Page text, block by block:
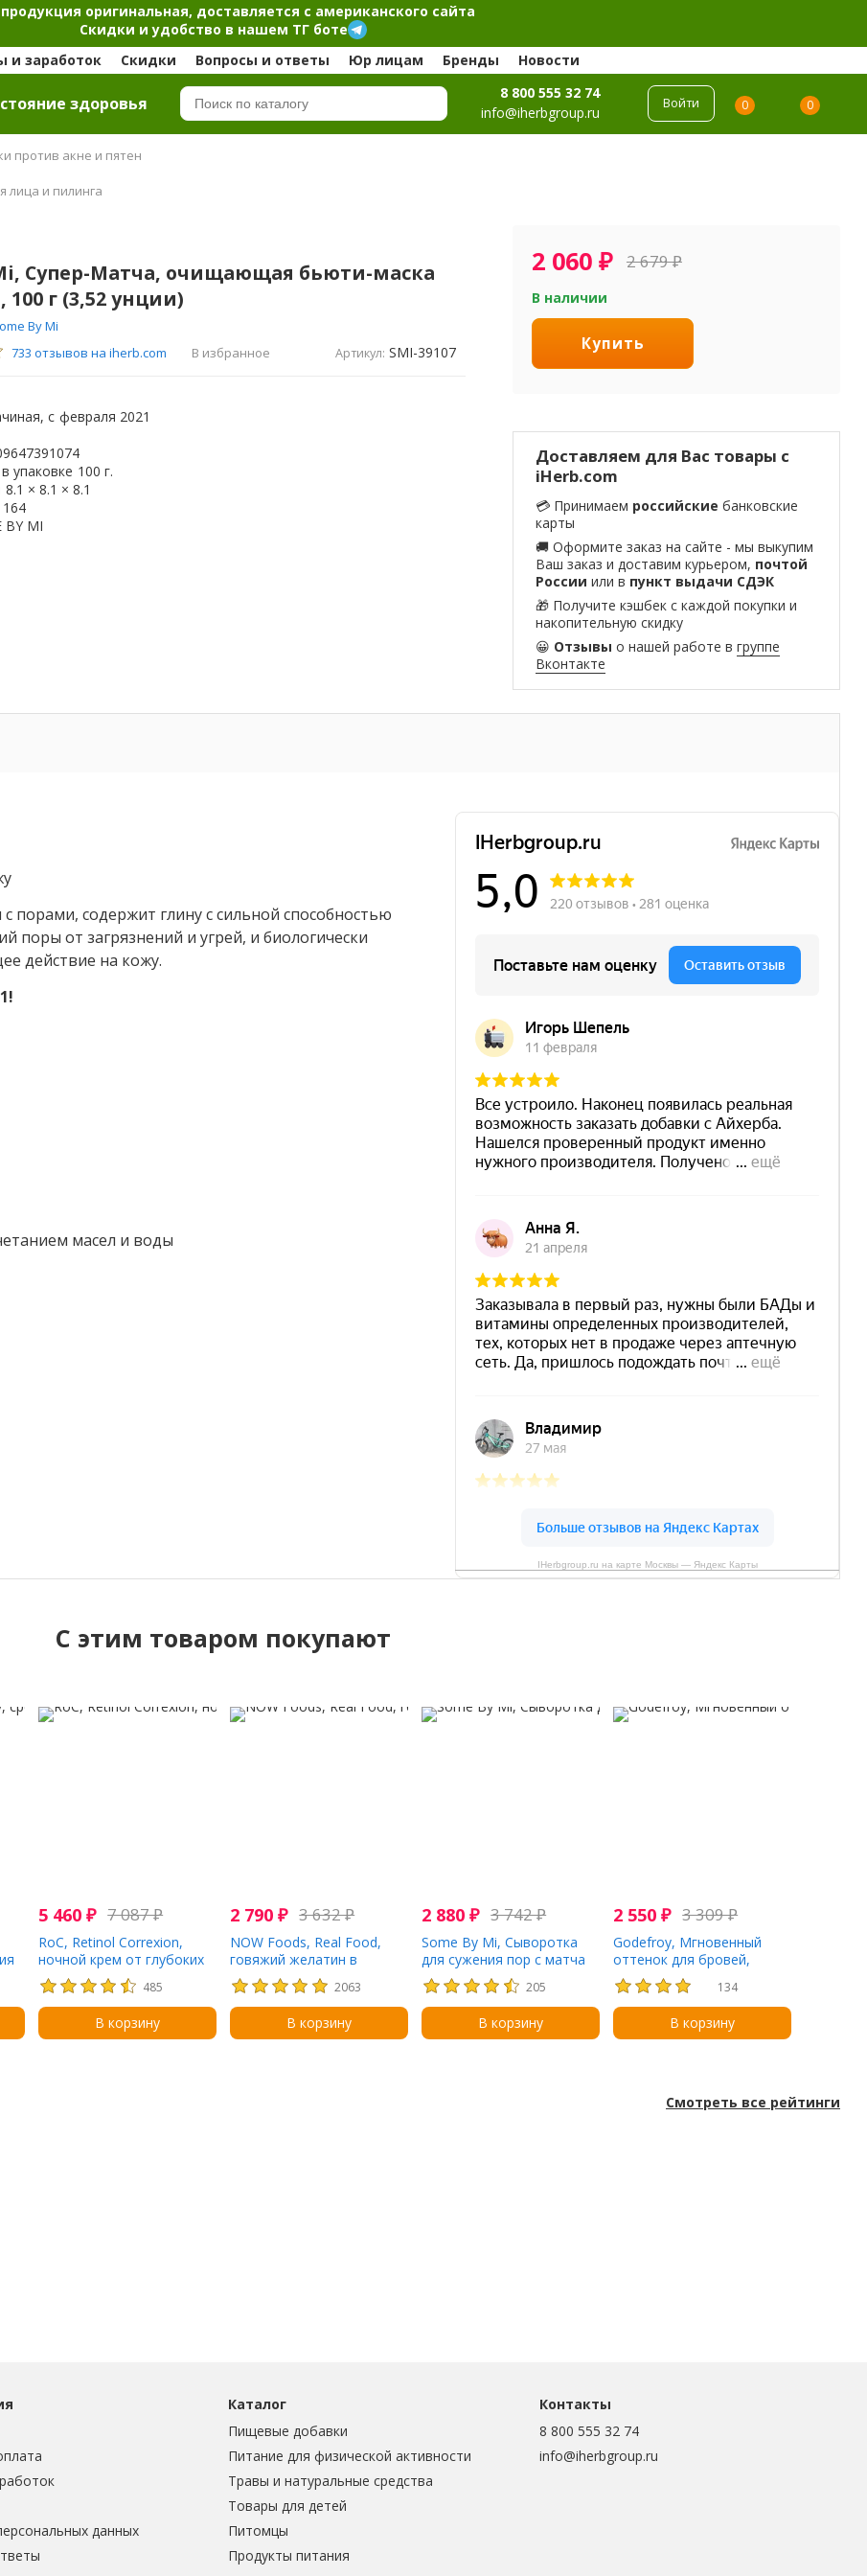
оригинальная, доставляется с американского сайта
Скидки и удобство в нашем ТГ боте
и заработок Скидки Вопросы и ответы Юр лицам Бренды Новости
здоровья
8 800 555 32 74
info@iherbgroup.ru
Войти 0 0
против акне и пятен
лица и пилинга
Супер-Матча, очищающая бьюти-маска
г (3,52 унции)
By Mi
733 отзывов на iherb.com
В избранное Артикул: SMI-39107
с февраля 2021
упаковке 100 г.
8.1 × 8.1 × 8.1
164
BY MI
2 060 ₽ 2 679₽
В наличии
Купить
Доставляем для Вас товары с
iHerb.com
💳 Принимаем российские банковские
карты
🚚 Оформите заказ на сайте - мы выкупим
Ваш заказ и доставим курьером, почтой
России или в пункт выдачи СДЭК
🎁 Получите кэшбек с каждой покупки и
накопительную скидку
😀 Отзывы о нашей работе в группе
Вконтакте
порами, содержит глину с сильной способностью
от загрязнений и угрей, и биологически
действие на кожу.
масел и воды
IHerbgroup.ru на карте Москвы — Яндекс Карты
C этим товаром покупают
5 460 ₽ 7 087₽
RoC, Retinol Correxion,
ночной крем от глубоких
морщин, 30 мл (1 жидк.
Унция)
485
В корзину
2 790 ₽ 3 632₽
NOW Foods, Real Food,
говяжий желатин в
порошке, 454 г (1 фунт)
2063
В корзину
2 880 ₽ 3 742₽
Some By Mi, Сыворотка
для сужения пор с матча
Super Matcha, 50 мл (1,69
жидк. Унции)
205
В корзину
2 550 ₽ 3 309₽
Godefroy, Мгновенный
оттенок для бровей,
светло-коричневый, набор
для 3 применений134
В корзину
Смотреть все рейтинги
данных
Каталог
Пищевые добавки
Питание для физической активности
Травы и натуральные средства
Товары для детей
Питомцы
Продукты питания
Контакты
8 800 555 32 74
info@iherbgroup.ru